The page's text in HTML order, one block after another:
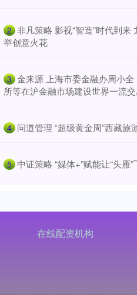
2 非凡策略 影视“智造”时代到来
举创意火花
3 金来源 上海市委金融办周小
所等在沪金融市场建设世界一流
4 问道管理 “超级黄金周”西藏旅
5 中证策略 “媒体+”赋能让“头雁
在线配资机构